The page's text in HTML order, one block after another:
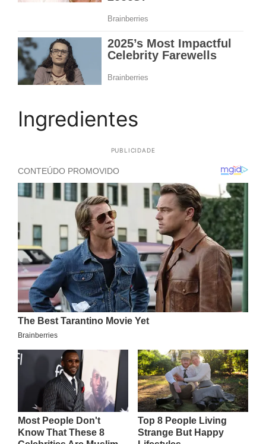
Ingredientes
PUBLICIDADE